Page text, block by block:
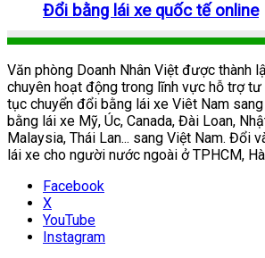
Đổi bằng lái xe quốc tế online
Văn phòng Doanh Nhân Việt được thành
chuyên hoạt động trong lĩnh vực hỗ trợ
tục chuyển đổi bằng lái xe Viêt Nam
bằng lái xe Mỹ, Úc, Canada, Đài Loan,
Malaysia, Thái Lan... sang Việt Nam. Đổi
lái xe cho người nước ngoài ở TPHCM,
Facebook
X
YouTube
Instagram